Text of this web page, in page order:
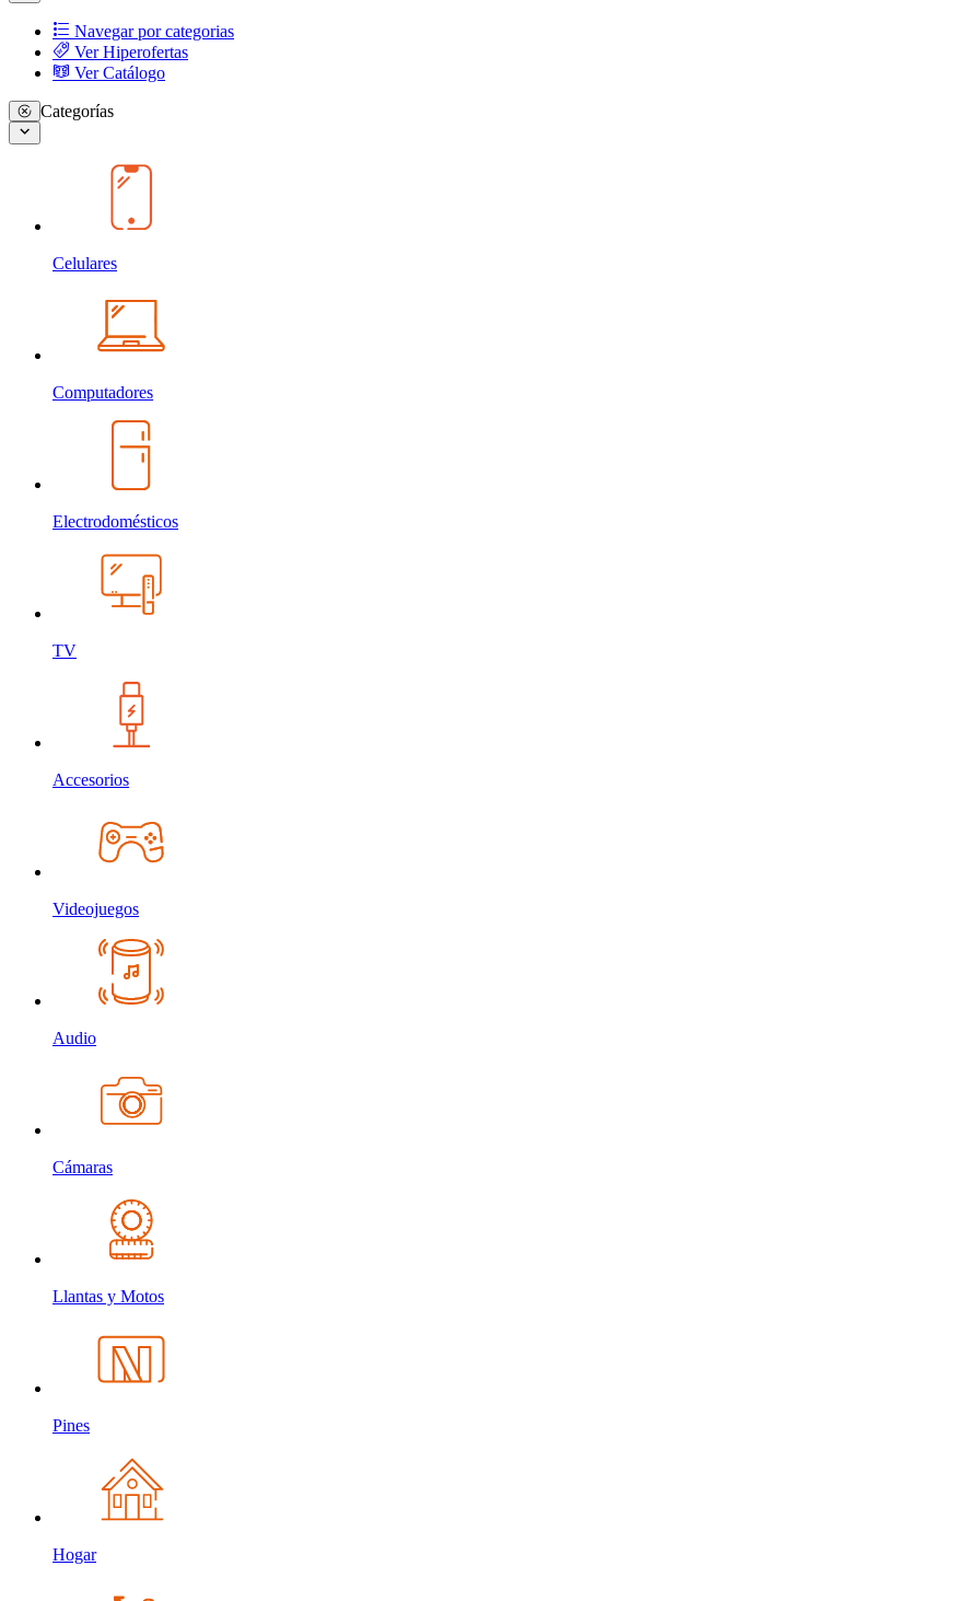
Navegar por categorias
Ver Hiperofertas
Ver Catálogo
Categorías
Celulares
Computadores
Electrodomésticos
TV
Accesorios
Videojuegos
Audio
Cámaras
Llantas y Motos
Pines
Hogar